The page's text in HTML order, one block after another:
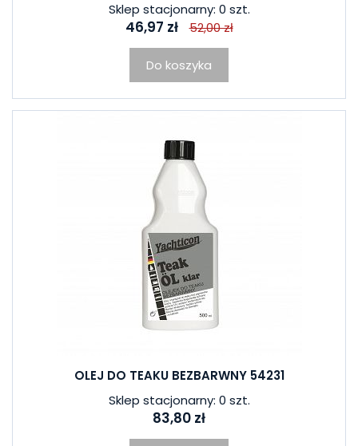
Sklep stacjonarny: 0 szt.
46,97 zł 52,00 zł
Do koszyka
OLEJ DO TEAKU BEZBARWNY 54231
Sklep stacjonarny: 0 szt.
83,80 zł